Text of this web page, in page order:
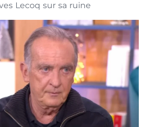
Lecoq sur sa ruine